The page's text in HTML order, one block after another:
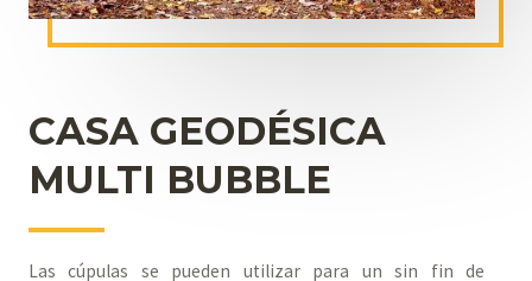
CASA GEODÉSICA
MULTI BUBBLE
Las cúpulas se pueden utilizar para un sin fin de